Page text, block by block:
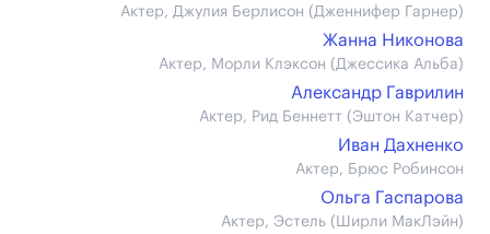
Актер, Джулия Берлисон (Дженнифер Гарнер)
Жанна Никонова
Актер, Морли Клэксон (Джессика Альба)
Александр Гаврилин
Актер, Рид Беннетт (Эштон Катчер)
Иван Дахненко
Актер, Брюс Робинсон
Ольга Гаспарова
Актер, Эстель (Ширли МакЛэйн)